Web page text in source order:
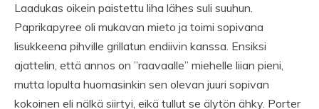
Laadukas oikein paistettu liha lähes suli suuhun.
Paprikapyree oli mukavan mieto ja toimi sopivana
lisukkeena pihville grillatun endiivin kanssa. Ensiksi
ajattelin, että annos on ”raavaalle” miehelle liian pieni,
mutta lopulta huomasinkin sen olevan juuri sopivan
kokoinen eli nälkä siirtyi, eikä tullut se älytön ähky. Porter